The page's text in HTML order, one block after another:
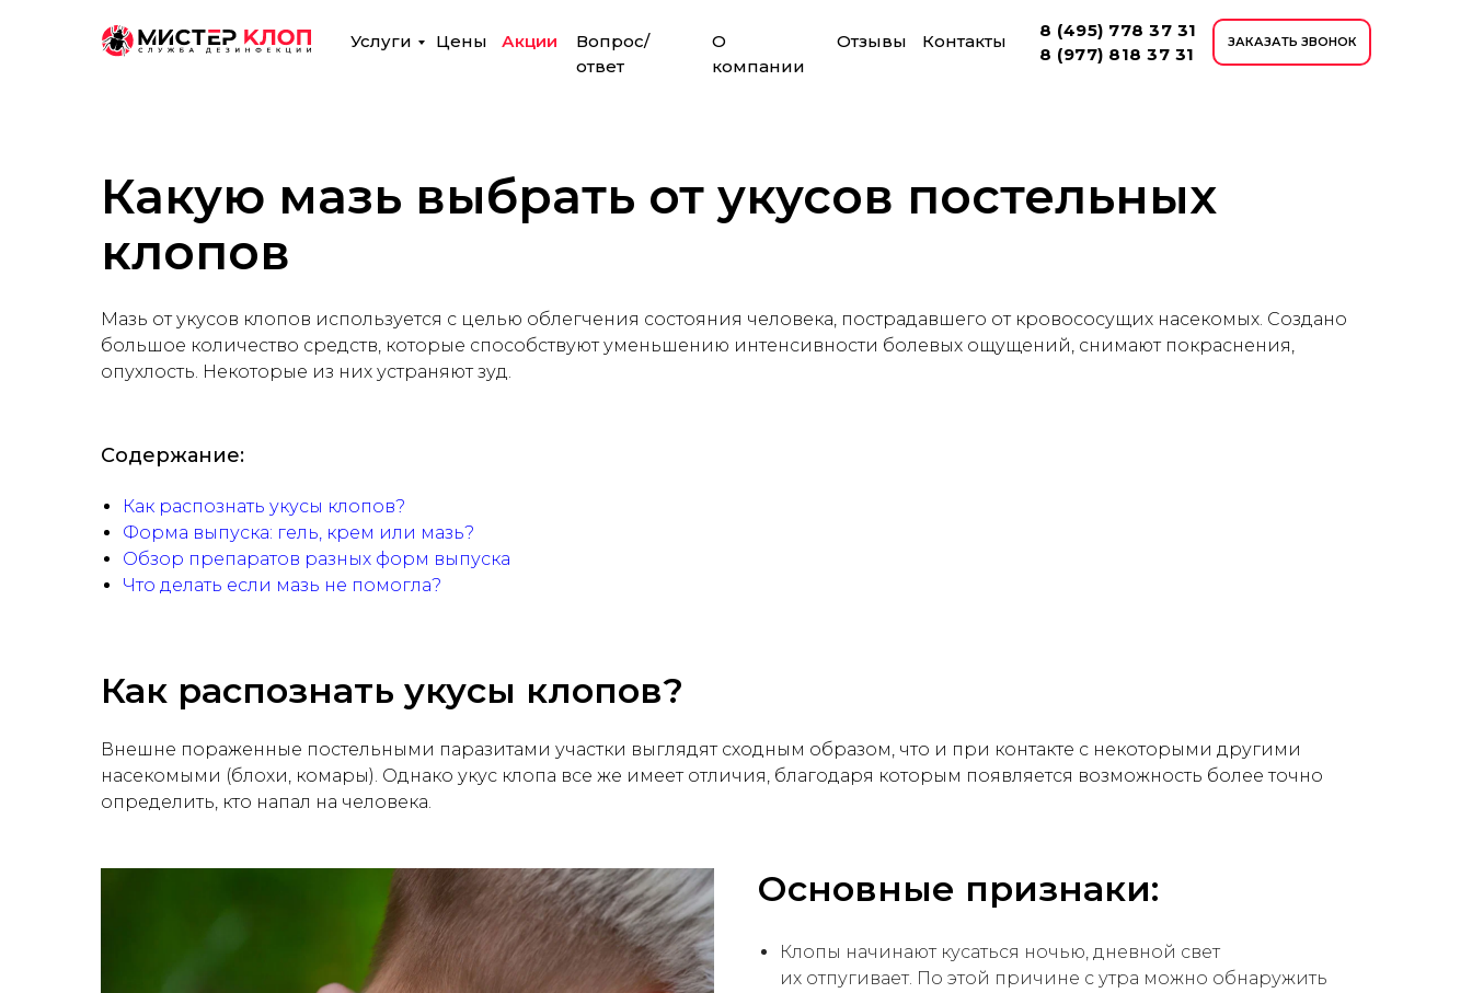
ЗАКАЗАТЬ ЗВОНОК
Отзывы
Услуги
О
компании
Вопрос/
ответ
8 (977) 818 37 31
Акции
8 (495) 778 37 31
Работаем круглосуточно!
Контакты
Цены
Какую мазь выбрать от укусов постельных
клопов
Мазь от укусов клопов используется с целью облегчения состояния человека, пострадавшего от кровососущих насекомых. Создано
большое количество средств, которые способствуют уменьшению интенсивности болевых ощущений, снимают покраснения,
опухлость. Некоторые из них устраняют зуд.
Содержание:
Как распознать укусы клопов?
Форма выпуска: гель, крем или мазь?
Обзор препаратов разных форм выпуска
Что делать если мазь не помогла?
Как распознать укусы клопов?
Внешне пораженные постельными паразитами участки выглядят сходным образом, что и при контакте с некоторыми другими
насекомыми (блохи, комары). Однако укус клопа все же имеет отличия, благодаря которым появляется возможность более точно
определить, кто напал на человека.
Основные признаки:
Клопы начинают кусаться ночью, дневной свет
их отпугивает. По этой причине с утра можно обнаружить